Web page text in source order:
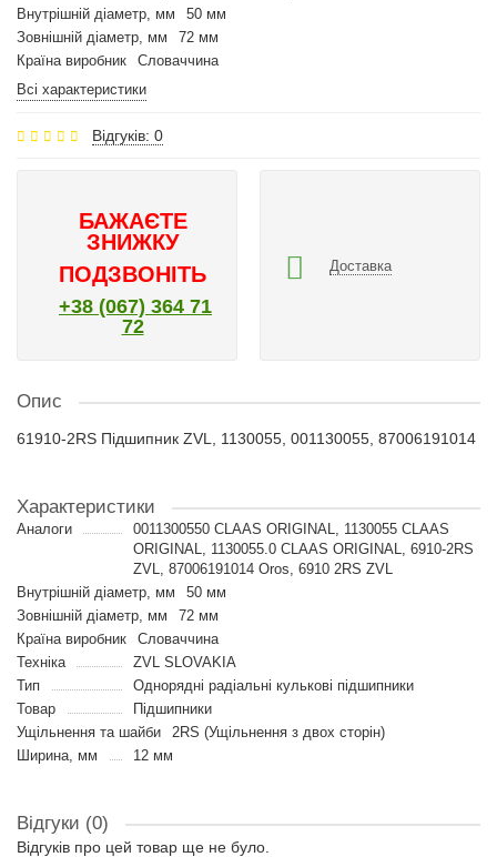
Внутрішній діаметр, мм
50 мм
Зовнішній діаметр, мм
72 мм
Країна виробник
Словаччина
Всі характеристики
Відгуків: 0
БАЖАЄТЕ
ЗНИЖКУ
ПОДЗВОНІТЬ
+38 (067) 364 71
72
Доставка
Опис
61910-2RS Підшипник ZVL, 1130055, 001130055, 87006191014
Характеристики
Аналоги
0011300550 CLAAS ORIGINAL, 1130055 CLAAS
ORIGINAL, 1130055.0 CLAAS ORIGINAL, 6910-2RS
ZVL, 87006191014 Oros, 6910 2RS ZVL
Внутрішній діаметр, мм
50 мм
Зовнішній діаметр, мм
72 мм
Країна виробник
Словаччина
Техніка
ZVL SLOVAKIA
Тип
Однорядні радіальні кулькові підшипники
Товар
Підшипники
Ущільнення та шайби
2RS (Ущільнення з двох сторін)
Ширина, мм
12 мм
Відгуки (0)
Відгуків про цей товар ще не було.